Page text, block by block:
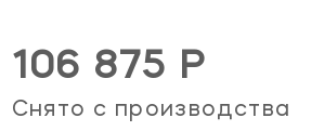
106 875 Р
Снято с производства